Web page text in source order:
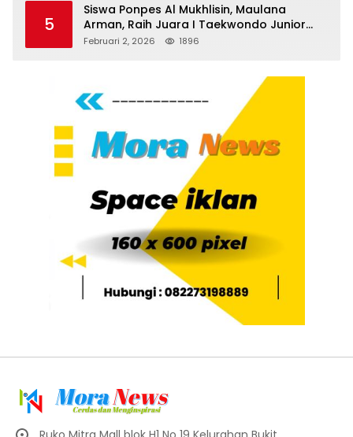
5
Siswa Ponpes Al Mukhlisin, Maulana
Arman, Raih Juara I Taekwondo Junior
Putra di Riau National Championship 2026
Februari 2, 2026 1896